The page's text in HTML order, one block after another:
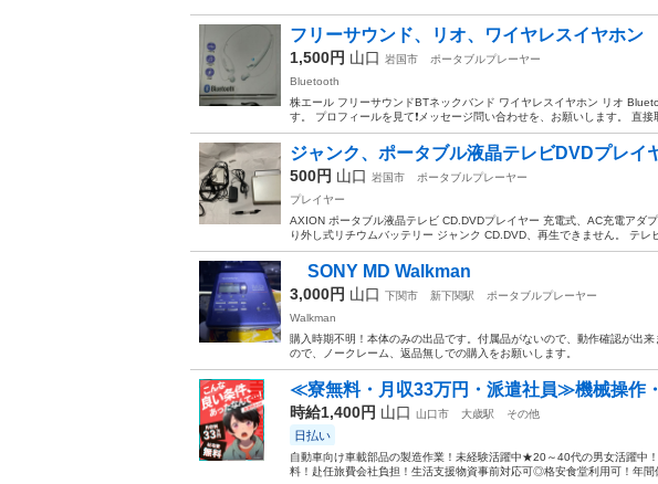
フリーサウンド、リオ、ワイヤレスイヤホン
1,500円 山口 岩国市
ポータブルプレーヤー
Bluetooth
株エール フリーサウンドBTネックバンド ワイヤレスイヤホン リオ
す。 プロフィールを見て❗️メッセージ問い合わせを、お願いします。 直接
ジャンク、ポータブル液晶テレビDVDプレイ
500円 山口 岩国市
ポータブルプレーヤー
プレイヤー
AXION ポータブル液晶テレビ CD.DVDプレイヤー 充電式、AC充電アダ
り外し式リチウムバッテリー ジャンク CD.DVD、再生できません。 テレ
SONY MD Walkman
3,000円 山口 下関市 新下関駅
ポータブルプレーヤー
Walkman
購入時期不明！本体のみの出品です。付属品がないので、動作確認が出
ので、ノークレーム、返品無しでの購入をお願いします。
≪寮無料・月収33万円・派遣社員≫機械操作
時給1,400円 山口 山口市 大歳駅 その他
日払い
自動車向け車載部品の製造作業！未経験活躍中★20～40代の男女活躍中
料！赴任旅費会社負担！生活支援物資事前対応可◎格安食堂利用可！年間